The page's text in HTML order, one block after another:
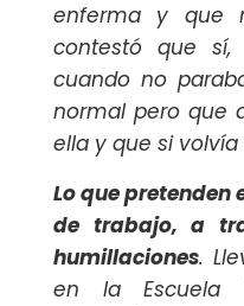
enferma y que
contestó que
cuando no
normal pero que
ella y que si
Lo que pretenden
de trabajo, a
humillaciones.
en la Escuela